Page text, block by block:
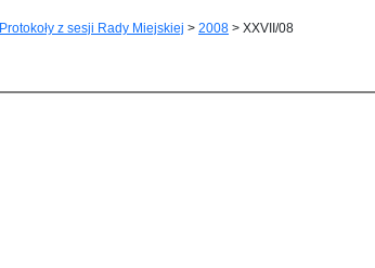
Protokoły z sesji Rady Miejskiej > 2008 > XXVII/08